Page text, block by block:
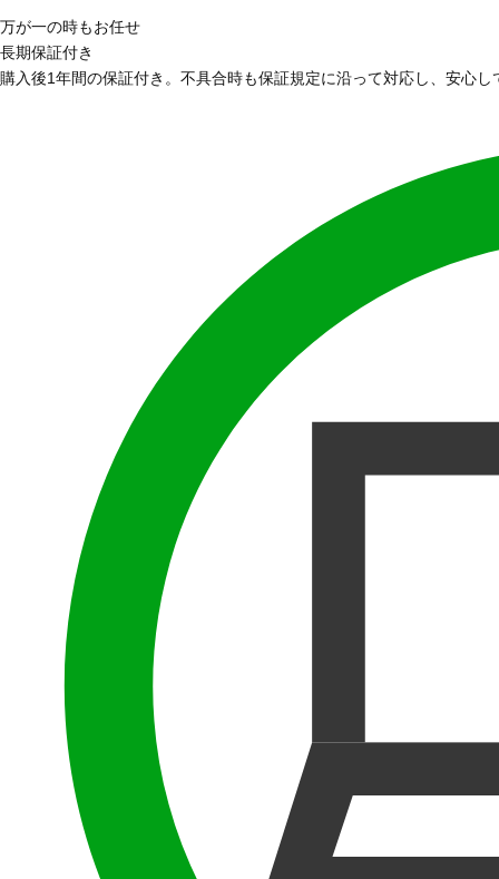
万が一の時もお任せ
長期保証付き
購入後1年間の保証付き。不具合時も保証規定に沿って対応し、安心